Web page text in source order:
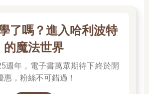
了嗎？進入哈利波特
的魔法世界
週年，電子書萬眾期待下終於開
惠，粉絲不可錯過！